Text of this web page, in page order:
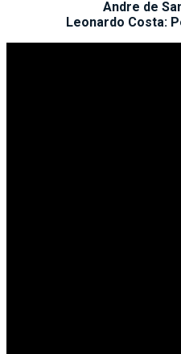
Andre de
Leonardo Costa: